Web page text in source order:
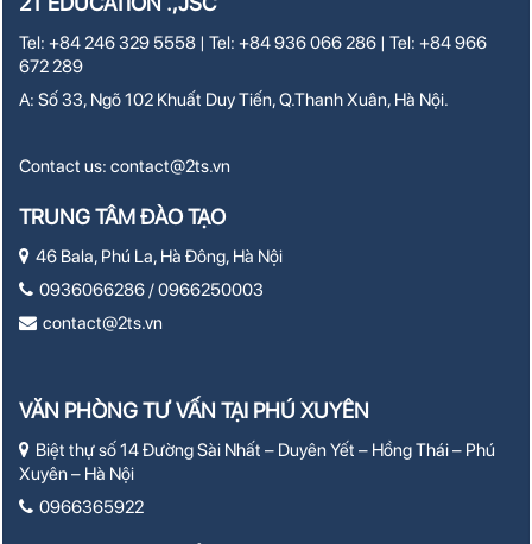
Tel: +84 246 329 5558 | Tel: +84 936 066 286 | Tel: +84 966
672 289
A: Số 33, Ngõ 102 Khuất Duy Tiến, Q.Thanh Xuân, Hà Nội.
Contact us:contact@2ts.vn
TRUNG TÂM ĐÀO TẠO
46 Bala, Phú La, Hà Đông, Hà Nội
0936066286 / 0966250003
contact@2ts.vn
VĂN PHÒNG TƯ VẤN TẠI PHÚ XUYÊN
Biệt thự số 14 Đường Sài Nhất – Duyên Yết – Hồng Thái – Phú
Xuyên – Hà Nội
0966365922